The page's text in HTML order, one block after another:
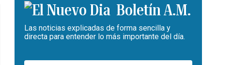
Boletín A.M.
Las noticias explicadas de forma sencilla y
directa para entender lo más importante del día.